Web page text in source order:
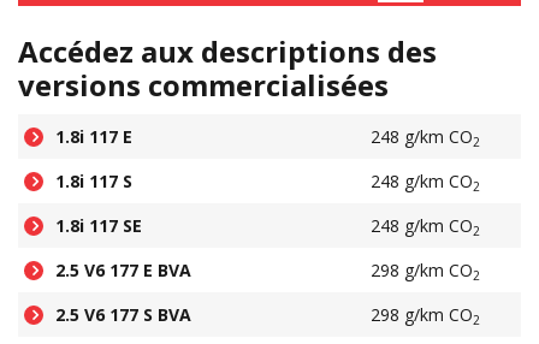
Accédez aux descriptions des
versions commercialisées
1.8i 117 E 248 g/km CO2
1.8i 117 S 248 g/km CO2
1.8i 117 SE 248 g/km CO2
2.5 V6 177 E BVA 298 g/km CO2
2.5 V6 177 S BVA 298 g/km CO2